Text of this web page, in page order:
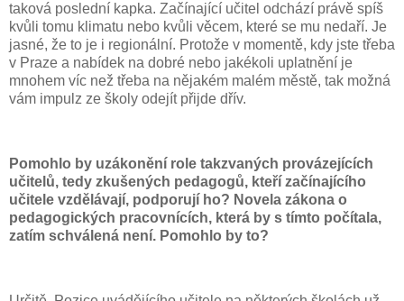
taková poslední kapka. Začínající učitel odchází právě spíš
kvůli tomu klimatu nebo kvůli věcem, které se mu nedaří. Je
jasné, že to je i regionální. Protože v momentě, kdy jste třeba
v Praze a nabídek na dobré nebo jakékoli uplatnění je
mnohem víc než třeba na nějakém malém městě, tak možná
vám impulz ze školy odejít přijde dřív.
Pomohlo by uzákonění role takzvaných provázejících
učitelů, tedy zkušených pedagogů, kteří začínajícího
učitele vzdělávají, podporují ho? Novela zákona o
pedagogických pracovnících, která by s tímto počítala,
zatím schválená není. Pomohlo by to?